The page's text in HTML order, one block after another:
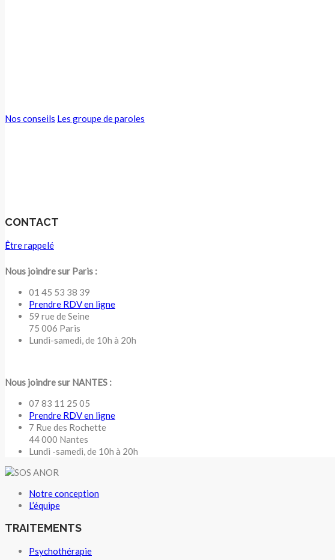
Nos conseils Les groupe de paroles
CONTACT
Être rappelé
Nous joindre sur Paris :
01 45 53 38 39
Prendre RDV en ligne
59 rue de Seine
75 006 Paris
Lundi-samedi, de 10h à 20h
Nous joindre sur NANTES :
07 83 11 25 05
Prendre RDV en ligne
7 Rue des Rochette
44 000 Nantes
Lundi -samedi, de 10h à 20h
Notre conception
L’équipe
TRAITEMENTS
Psychothérapie